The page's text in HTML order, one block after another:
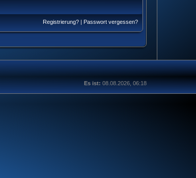
Registrierung? | Passwort vergessen?
Es ist: 08.08.2026, 06:18